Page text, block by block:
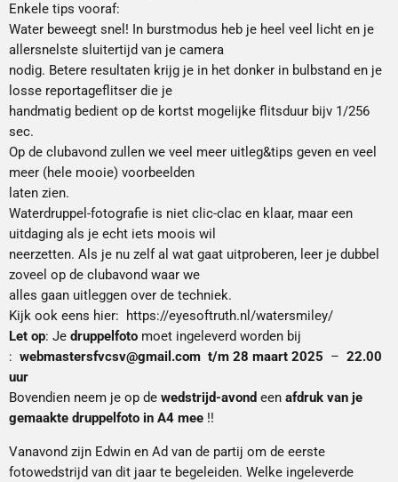
Enkele tips vooraf:
Water beweegt snel! In burstmodus heb je heel veel licht en je
allersnelste sluitertijd van je camera
nodig. Betere resultaten krijg je in het donker in bulbstand en je
losse reportageflitser die je
handmatig bedient op de kortst mogelijke flitsduur bijv 1/256
sec.
Op de clubavond zullen we veel meer uitleg&tips geven en veel
meer (hele mooie) voorbeelden
laten zien.
Waterdruppel-fotografie is niet clic-clac en klaar, maar een
uitdaging als je echt iets moois wil
neerzetten. Als je nu zelf al wat gaat uitproberen, leer je dubbel
zoveel op de clubavond waar we
alles gaan uitleggen over de techniek.
Kijk ook eens hier: https://eyesoftruth.nl/watersmiley/
Let op: Je druppelfoto moet ingeleverd worden bij
: webmastersfvcsv@gmail.com t/m 28 maart 2025 – 22.00
uur
Bovendien neem je op de wedstrijd-avond een afdruk van je
gemaakte druppelfoto in A4 mee !!
Vanavond zijn Edwin en Ad van de partij om de eerste
fotowedstrijd van dit jaar te begeleiden. Welke ingeleverde